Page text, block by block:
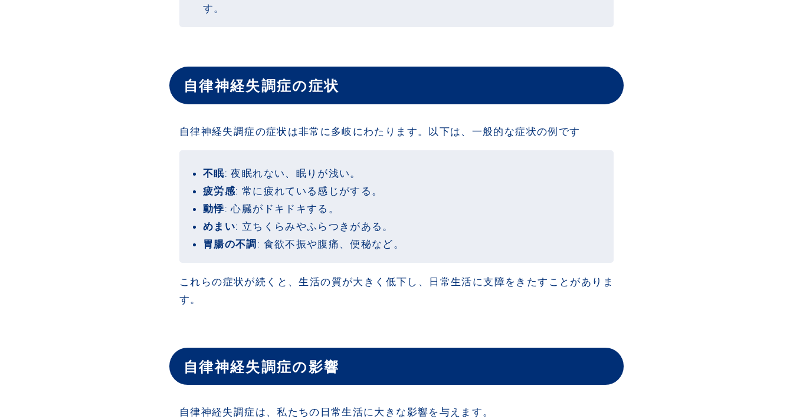
す。
自律神経失調症の症状
自律神経失調症の症状は非常に多岐にわたります。以下は、一般的な症状の例です
不眠: 夜眠れない、眠りが浅い。
疲労感: 常に疲れている感じがする。
動悸: 心臓がドキドキする。
めまい: 立ちくらみやふらつきがある。
胃腸の不調 : 食欲不振や腹痛、便秘など。
これらの症状が続くと、生活の質が大きく低下し、日常生活に支障をきたすことがありま
す。
自律神経失調症の影響
自律神経失調症は、私たちの日常生活に大きな影響を与えます。